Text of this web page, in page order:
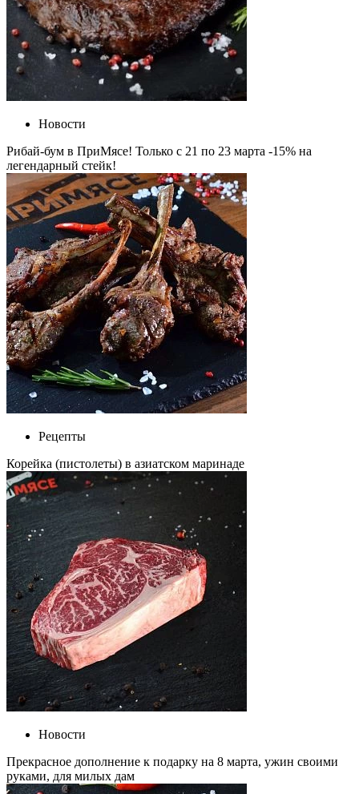
Новости
Рибай-бум в ПриМясе! Только с 21 по 23 марта -15% на
легендарный стейк!
Рецепты
Корейка (пистолеты) в азиатском маринаде
Новости
Прекрасное дополнение к подарку на 8 марта, ужин своими
руками, для милых дам